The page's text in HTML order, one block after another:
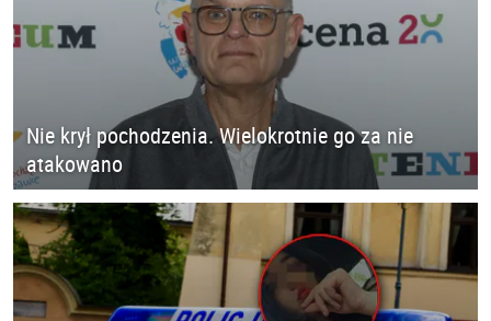
Nie krył pochodzenia. Wielokrotnie go za nie
atakowano